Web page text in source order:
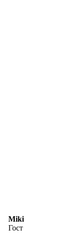
Miki
Гост